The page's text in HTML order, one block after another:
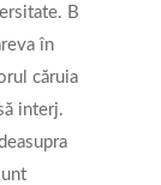
B
în
căruia
interj.